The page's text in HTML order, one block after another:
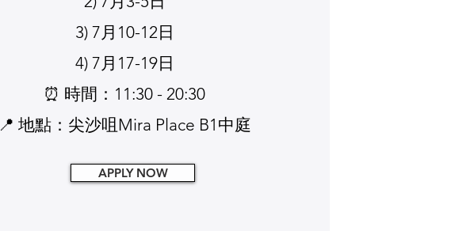
3) 7月10-12日
4) 7月17-19日
⏰ 時間：11:30 - 20:30
📍 地點：尖沙咀Mira Place B1中庭
APPLY NOW